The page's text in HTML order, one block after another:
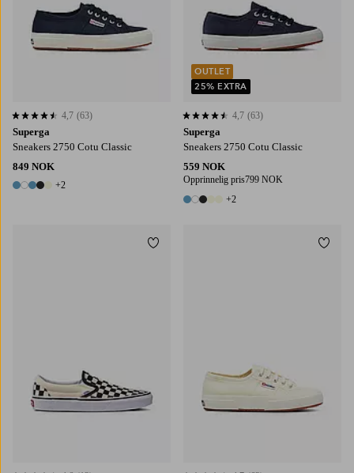
Superga
Sneakers 2750 Cotu Classic
849 NOK
7 farger
+2
4,7 basert på 63 karaktergivninger
4,7 (63)
Superga
Sneakers 2750 Cotu Classic
559 NOK
Opprinnelig pris799 NOK
7 farger
+2
4,7 basert på 63 karaktergivninger
4,7 (63)
OUTLET
25% EXTRA
Legg til favoritter